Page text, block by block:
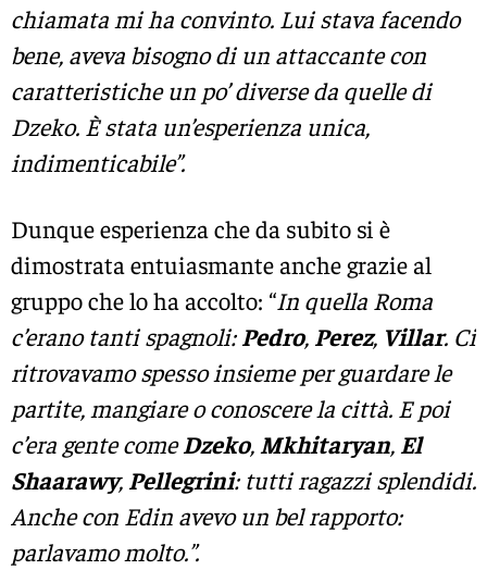
chiamata mi ha convinto. Lui stava facendo
bene, aveva bisogno di un attaccante con
caratteristiche un po’ diverse da quelle di
Dzeko. È stata un’esperienza unica,
indimenticabile”.
Dunque esperienza che da subito si è
dimostrata entuiasmante anche grazie al
gruppo che lo ha accolto: “In quella Roma
c’erano tanti spagnoli:Pedro, Perez, Villar. Ci
ritrovavamo spesso insieme per guardare le
partite, mangiare o conoscere la città. E poi
c’era gente comeDzeko, Mkhitaryan, El
Shaarawy, Pellegrini: tutti ragazzi splendidi.
Anche con Edin avevo un bel rapporto:
parlavamo molto.”.